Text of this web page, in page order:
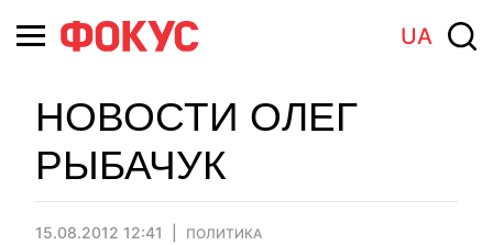
UA
НОВОСТИ ОЛЕГ
РЫБАЧУК
15.08.2012 12:41 ПОЛИТИКА